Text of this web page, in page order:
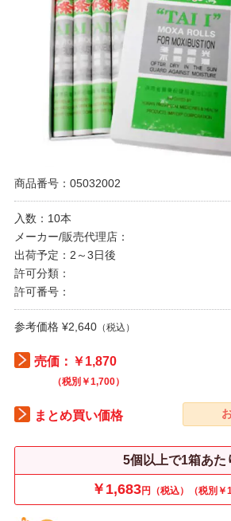
商品番号：05032002
入数：10本
メーカー/販売代理店：
出荷予定：2～3日後
許可分類：
許可番号：
参考価格 ¥2,640 （税込）
売価：￥1,870
（税別￥1,700）
まとめ買い価格
5個以上で1箱あた
￥1,683円（税込）（税別￥